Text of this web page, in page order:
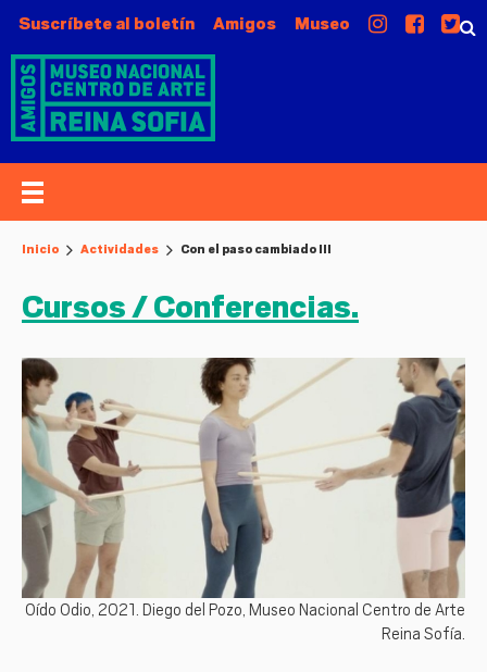
Suscríbete al boletín Amigos Museo
Inicio Actividades Con el paso cambiado III
Cursos / Conferencias.
Oído Odio, 2021. Diego del Pozo, Museo Nacional Centro de Arte
Reina Sofía.